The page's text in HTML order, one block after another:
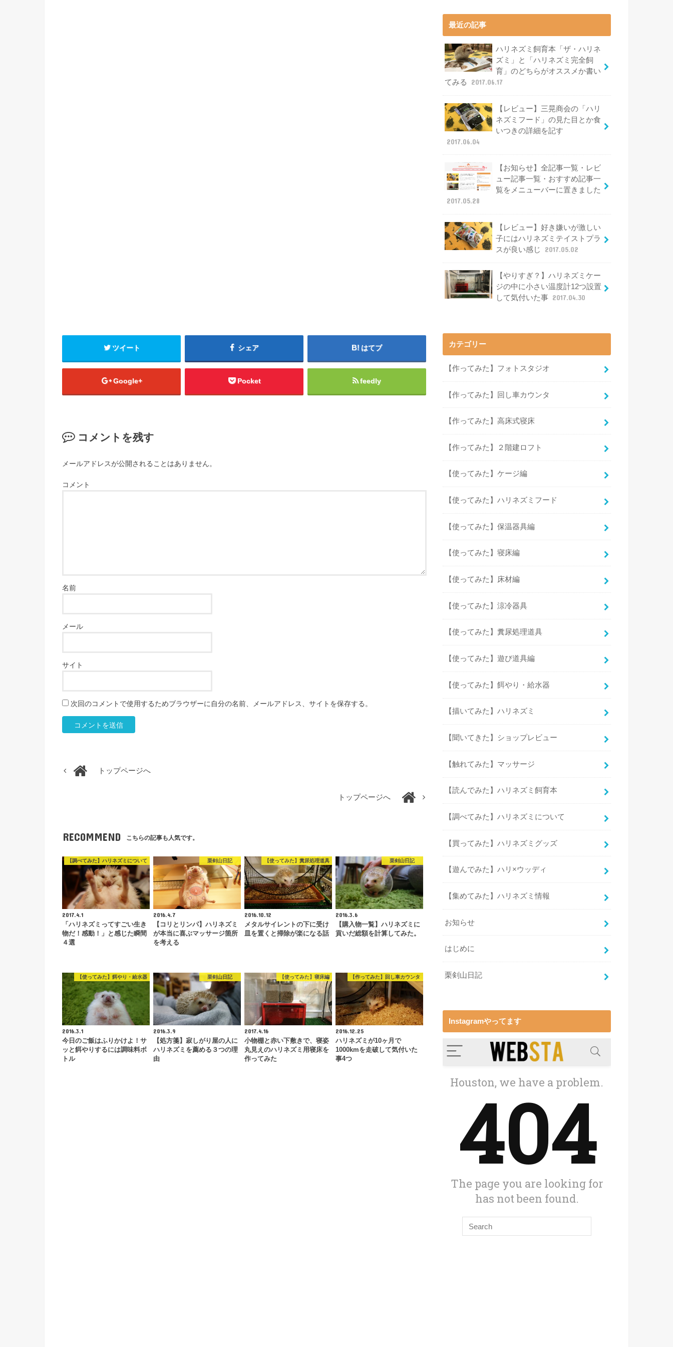
ツイート シェア はてブ
Google+ Pocket feedly
コメントを残す
メールアドレスが公開されることはありません。
コメント
名前
メール
サイト
次回のコメントで使用するためブラウザーに自分の名前、メールアドレス、サイトを保存する。
トップページへ
トップページへ
RECOMMEND こちらの記事も人気です。
【調べてみた】ハリネズミについて
2017.4.1
「ハリネズミってすごい生き
物だ！感動！」と感じた瞬間
４選
栗剣山日記
2016.4.7
【コリとリンパ】ハリネズミ
が本当に喜ぶマッサージ箇所
を考える
【使ってみた】糞尿処理道具
2016.10.12
メタルサイレントの下に受け
皿を置くと掃除が楽になる話
栗剣山日記
2016.3.6
【購入物一覧】ハリネズミに
貢いだ総額を計算してみた。
【使ってみた】餌やり・給水器
2016.3.1
今日のご飯はふりかけよ！サ
ッと餌やりするには調味料ボ
トル
栗剣山日記
2016.3.9
【処方箋】寂しがり屋の人に
ハリネズミを薦める３つの理
由
【使ってみた】寝床編
2017.4.16
小物棚と赤い下敷きで、寝姿
丸見えのハリネズミ用寝床を
作ってみた
【作ってみた】回し車カウンタ
2016.12.25
ハリネズミが10ヶ月で
1000kmを走破して気付いた
事4つ
最近の記事
ハリネズミ飼育本「ザ・ハリネ
ズミ」と「ハリネズミ完全飼
育」のどちらがオススメか書い
てみる
2017.06.17
【レビュー】三晃商会の「ハリ
ネズミフード」の見た目とか食
いつきの詳細を記す
2017.06.04
【お知らせ】全記事一覧・レビ
ュー記事一覧・おすすめ記事一
覧をメニューバーに置きました
2017.05.28
【レビュー】好き嫌いが激しい
子にはハリネズミテイストプラ
スが良い感じ
2017.05.02
【やりすぎ？】ハリネズミケー
ジの中に小さい温度計12つ設置
して気付いた事 2017.04.30
カテゴリー
【作ってみた】フォトスタジオ
【作ってみた】回し車カウンタ
【作ってみた】高床式寝床
【作ってみた】２階建ロフト
【使ってみた】ケージ編
【使ってみた】ハリネズミフード
【使ってみた】保温器具編
【使ってみた】寝床編
【使ってみた】床材編
【使ってみた】涼冷器具
【使ってみた】糞尿処理道具
【使ってみた】遊び道具編
【使ってみた】餌やり・給水器
【描いてみた】ハリネズミ
【聞いてきた】ショップレビュー
【触れてみた】マッサージ
【読んでみた】ハリネズミ飼育本
【調べてみた】ハリネズミについて
【買ってみた】ハリネズミグッズ
【遊んでみた】ハリ×ウッディ
【集めてみた】ハリネズミ情報
お知らせ
はじめに
栗剣山日記
Instagramやってます